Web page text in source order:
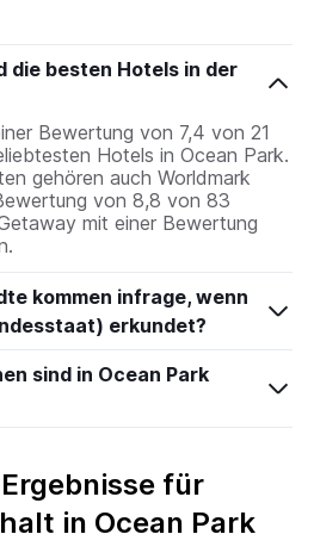
die besten Hotels in der
Bewertung von 7,4 von 21
Hotels in Ocean Park.
gehören auch Worldmark
von 8,8 von 83
mit einer Bewertung
kommen infrage, wenn
erkundet?
sind in Ocean Park
für
in Ocean Park